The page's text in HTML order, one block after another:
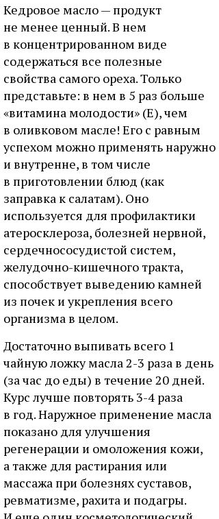
Кедровое масло — продукт
не менее ценный. В нем
в концентрированном виде
содержаться все полезные
свойства самого ореха. Только
представьте: в нем в 5 раз больше
«витамина молодости» (Е), чем
в оливковом масле! Его с равным
успехом можно применять наружно
и внутренне, в том числе
в приготовлении блюд (как
заправка к салатам). Оно
используется для профилактики
атеросклероза, болезней нервной,
сердечнососудистой систем,
желудочно-кишечного тракта,
способствует выведению камней
из почек и укрепления всего
организма в целом.
Достаточно выпивать всего 1
чайную ложку масла 2-3 раза в день
(за час до еды) в течение 20 дней.
Курс лучше повторять 3-4 раза
в год. Наружное применение масла
показано для улучшения
регенерации и омоложения кожи,
а также для растирания или
массажа при болезнях суставов,
ревматизме, рахита и подагры.